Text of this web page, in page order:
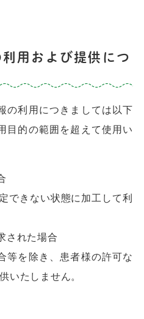
用および提供につ
の利用につきましては以下
目的の範囲を超えて使用い
できない状態に加工して利
された場合
等を除き、患者様の許可な
いたしません。